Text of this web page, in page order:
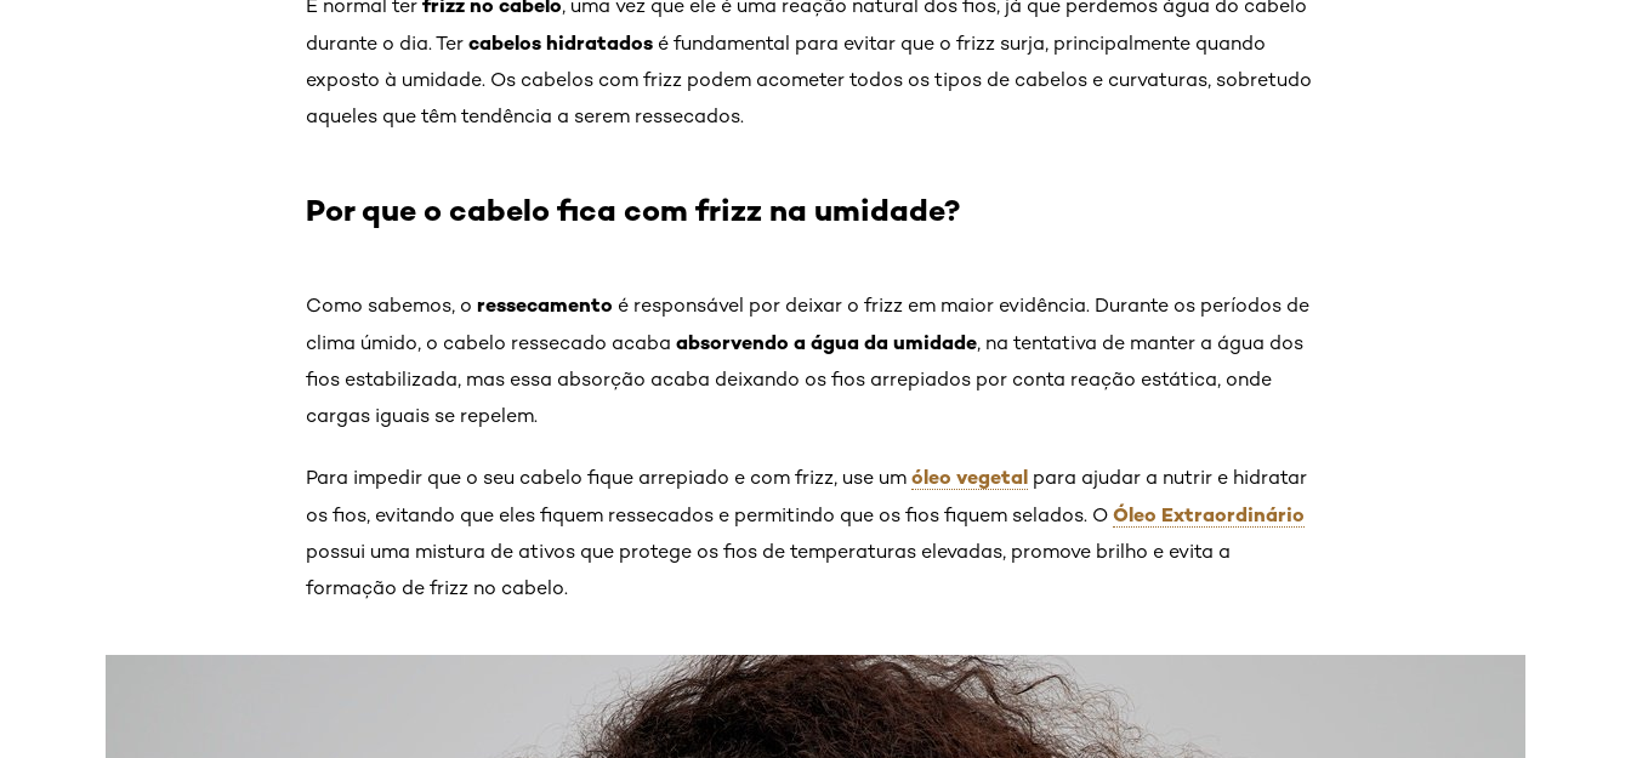
É normal ter
, uma vez que ele é uma reação natural dos fios, já que perdemos água do cabelo
durante o dia. Ter cabelos hidratados é fundamental para evitar que o frizz surja, principalmente quando
exposto à umidade. Os cabelos com frizz podem acometer todos os tipos de cabelos e curvaturas, sobretudo
aqueles que têm tendência a serem ressecados.
Por que o cabelo fica com frizz na umidade?
Como sabemos, o ressecamento é responsável por deixar o frizz em maior evidência. Durante os períodos de
clima úmido, o cabelo ressecado acaba absorvendo a água da umidade, na tentativa de manter a água dos
fios estabilizada, mas essa absorção acaba deixando os fios arrepiados por conta reação estática, onde
cargas iguais se repelem.
Para impedir que o seu cabelo fique arrepiado e com frizz, use um óleo vegetal para ajudar a nutrir e hidratar
os fios, evitando que eles fiquem ressecados e permitindo que os fios fiquem selados. O Óleo Extraordinário
possui uma mistura de ativos que protege os fios de temperaturas elevadas, promove brilho e evita a
formação de frizz no cabelo.